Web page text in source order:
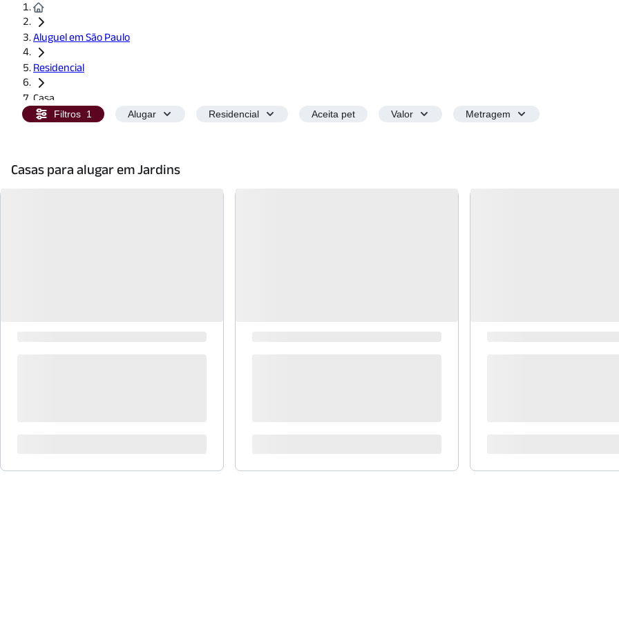
Aluguel em São Paulo
Residencial
Casa
Filtros 1 Alugar Residencial Aceita pet Valor Metragem
Casas para alugar em Jardins